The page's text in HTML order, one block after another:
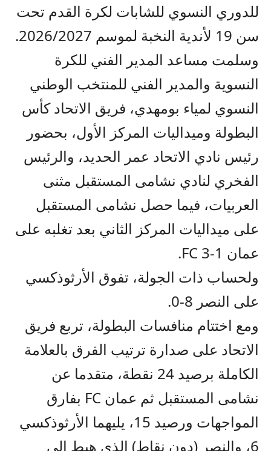
للدوري النسوي للشابات لكرة القدم تحت
سن 19 لأندية النخبة لموسم 2026/2027.
وسلمت مساعد المدير الفني للكرة
النسوية والمدير الفني للمنتخب الوطني
النسوي لمياء بومهدي، فريق الاتحاد كأس
البطولة وميداليات المركز الأول، بحضور
رئيس نادي الاتحاد عمر الحديد، والرئيس
الفخري لنادي نشامى المستقبل مثنى
العربيات، فيما حصل نشامى المستقبل
على ميداليات المركز الثاني بعد تغلبه على
عمان FC 3-1.
ولحساب ذات الجولة، تفوق الأرثوذكسي
على النصر 8-0.
ومع اختتام منافسات البطولة، تربع فريق
الاتحاد على صدارة ترتيب الفرق بالعلامة
الكاملة برصيد 24 نقطة، متقدما عن
نشامى المستقبل ثم عمان FC بفارق
المواجهات ورصيد 15، يليهما الأرثوذكسي
6، والنصر (دون نقاط) الذي هبط إلى